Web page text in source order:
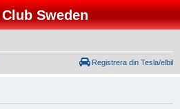
Sweden
Registrera din Tesla/elbil